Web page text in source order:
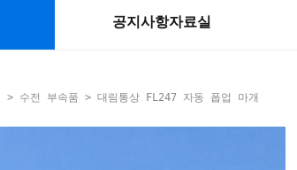
공지사항자료실
> 수전 부속품 > 대림통상 FL247 자동 폽업 마개